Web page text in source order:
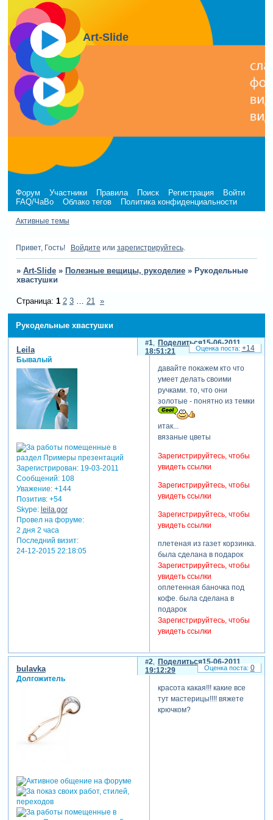
Art-Slide
Форум Участники Правила Поиск Регистрация
Войти
FAQ/ЧаВо
Облако тегов Политика конфиденциальности
Активные темы
Привет, Гость! Войдите или зарегистрируйтесь.
» Art-Slide » Полезные вещицы, рукоделие » Рукодельные
хвастушки
Рукодельные хвастушки
Страница: 1 2 3 … 21 »
Поделиться
1
15-06-2011
18:51:21
Leila
Бывалый
Зарегистрирован: 19-03-2011
Сообщений:108
Уважение: +144
Позитив: +54
Skype: leila.gor
Провел на форуме:
2 дня 2 часа
Последний визит:
24-12-2015 22:18:05
давайте покажем кто что
умеет делать своими
ручками. то, что они
золотые - понятно из темки
итак...
вязаные цветы
Зарегистрируйтесь, чтобы
увидеть ссылки
Зарегистрируйтесь, чтобы
увидеть ссылки
Зарегистрируйтесь, чтобы
увидеть ссылки
плетеная из газет корзинка.
была сделана в подарок
Зарегистрируйтесь, чтобы
увидеть ссылки
оплетенная баночка под
кофе. была сделана в
подарок
Зарегистрируйтесь, чтобы
увидеть ссылки
+14
Поделиться
2
15-06-2011
19:12:29
bulavka
Долгожитель
красота какая!!! какие все
тут мастерицы!!!! вяжете
крючком?
0